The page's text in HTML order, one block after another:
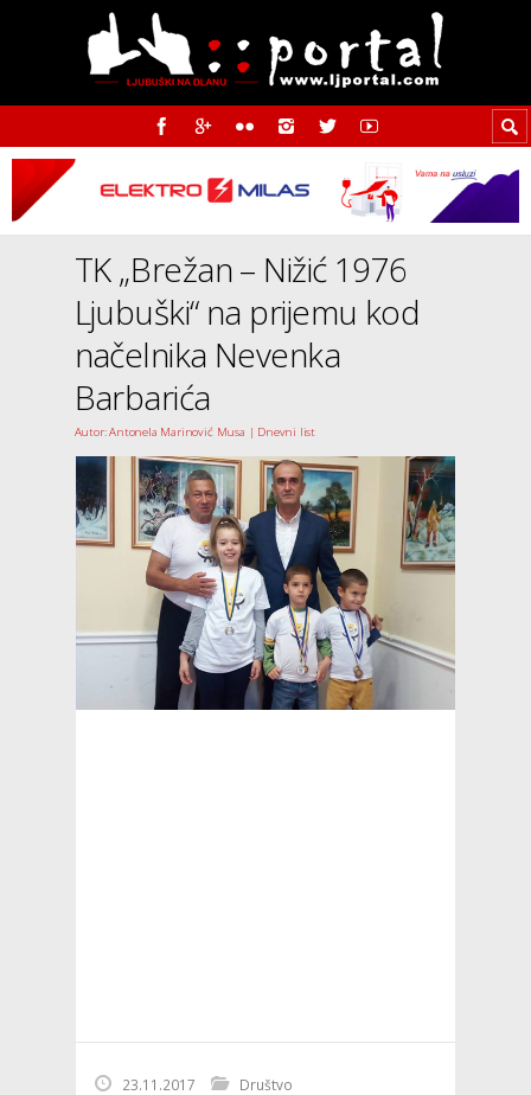
TK „Brežan – Nižić 1976
Ljubuški“ na prijemu kod
načelnika Nevenka
Barbarića
Autor: Antonela Marinović Musa | Dnevni list
23.11.2017 Društvo